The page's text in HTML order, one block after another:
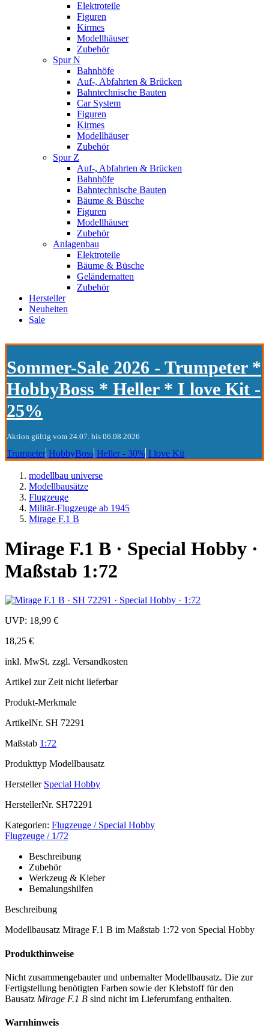
Elektroteile
Figuren
Kirmes
Modellhäuser
Zubehör
Spur N
Bahnhöfe
Auf-, Abfahrten & Brücken
Bahntechnische Bauten
Car System
Figuren
Kirmes
Modellhäuser
Zubehör
Spur Z
Auf-, Abfahrten & Brücken
Bahnhöfe
Bahntechnische Bauten
Bäume & Büsche
Figuren
Modellhäuser
Zubehör
Anlagenbau
Elektroteile
Bäume & Büsche
Geländematten
Zubehör
Hersteller
Neuheiten
Sale
Sommer-Sale 2026 - Trumpeter *
HobbyBoss * Heller * I love Kit -
25%
Aktion gültig vom 24.07. bis 06.08.2026
Trumpeter HobbyBoss Heller - 30% I love Kit
modellbau universe
Modellbausätze
Flugzeuge
Militär-Flugzeuge ab 1945
Mirage F.1 B
Mirage F.1 B · Special Hobby ·
Maßstab 1:72
UVP: 18,99 €
18,25 €
inkl. MwSt. zzgl. Versandkosten
Artikel zur Zeit nicht lieferbar
Produkt-Merkmale
ArtikelNr. SH 72291
Maßstab 1:72
Produkttyp Modellbausatz
Hersteller Special Hobby
HerstellerNr. SH72291
Kategorien: Flugzeuge / Special Hobby
Flugzeuge / 1/72
Beschreibung
Zubehör
Werkzeug & Kleber
Bemalungshilfen
Beschreibung
Modellbausatz Mirage F.1 B im Maßstab 1:72 von Special Hobby
Produkthinweise
Nicht zusammengebauter und unbemalter Modellbausatz. Die zur
Fertigstellung benötigten Farben sowie der Klebstoff für den
Bausatz Mirage F.1 B sind nicht im Lieferumfang enthalten.
Warnhinweis